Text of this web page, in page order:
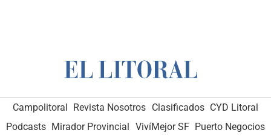
Campolitoral Revista Nosotros Clasificados CYD Litoral
Podcasts Mirador Provincial VivíMejor SF Puerto Negocios